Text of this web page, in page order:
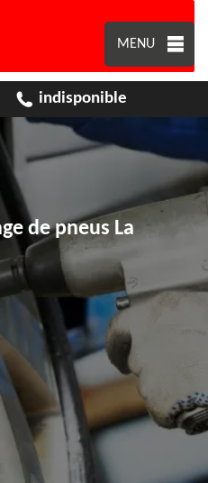
MENU
indisponible
de pneus La